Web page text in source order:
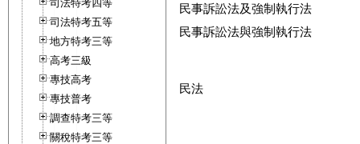
司法特考四等
司法特考五等
地方特考三等
高考三級
專技高考
專技普考
調查特考三等
關稅特考三等
民事訴訟法及強制執行法
民事訴訟法與強制執行法
民法